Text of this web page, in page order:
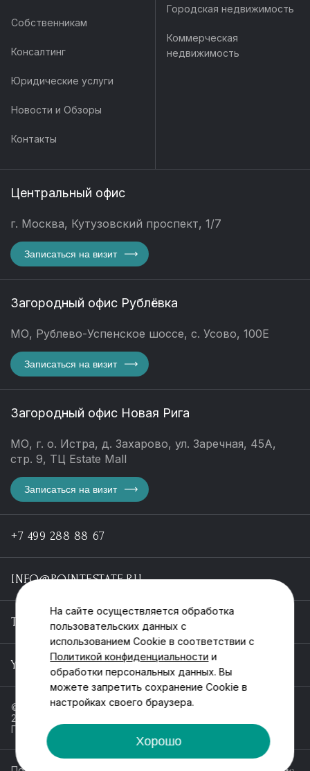
Собственникам
Консалтинг
Юридические услуги
Новости и Обзоры
Контакты
Городская недвижимость
Коммерческая
недвижимость
Центральный офис
г. Москва, Кутузовский проспект, 1/7
Записаться на визит
Загородный офис Рублёвка
МО, Рублево-Успенское шоссе, с. Усово, 100Е
Записаться на визит
Загородный офис Новая Рига
МО, г. о. Истра, д. Захарово, ул. Заречная, 45А,
стр. 9, ТЦ Estate Mall
Записаться на визит
+7 499 288 88 67
INFO@POINTESTATE.RU
TELEGRAM
YOUTUBE
© ООО «Пойнт эстейт», ИНН 55546464612,
2013-2025
Политика обработки персональных данных
На сайте осуществляется обработка
пользовательских данных с
использованием Cookie в соответствии с
Политикой конфиденциальности и
обработки персональных данных. Вы
можете запретить сохранение Cookie в
настройках своего браузера.
Хорошо